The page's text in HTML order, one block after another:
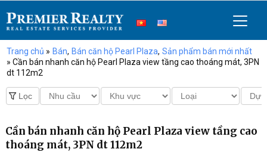
Trang chủ » Bán, Bán căn hộ Pearl Plaza, Sản phẩm bán mới nhất
» Cần bán nhanh căn hộ Pearl Plaza view tầng cao thoáng mát, 3PN
dt 112m2
Cần bán nhanh căn hộ Pearl Plaza view tầng cao
thoáng mát, 3PN dt 112m2